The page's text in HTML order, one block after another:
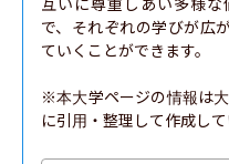
で、それぞれの学びが広
ていくことができます。
※本大学ページの情報は
に引用・整理して作成し